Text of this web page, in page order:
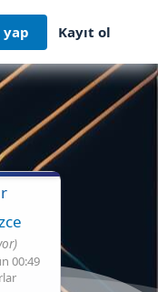
yap Kayıt ol
00:49